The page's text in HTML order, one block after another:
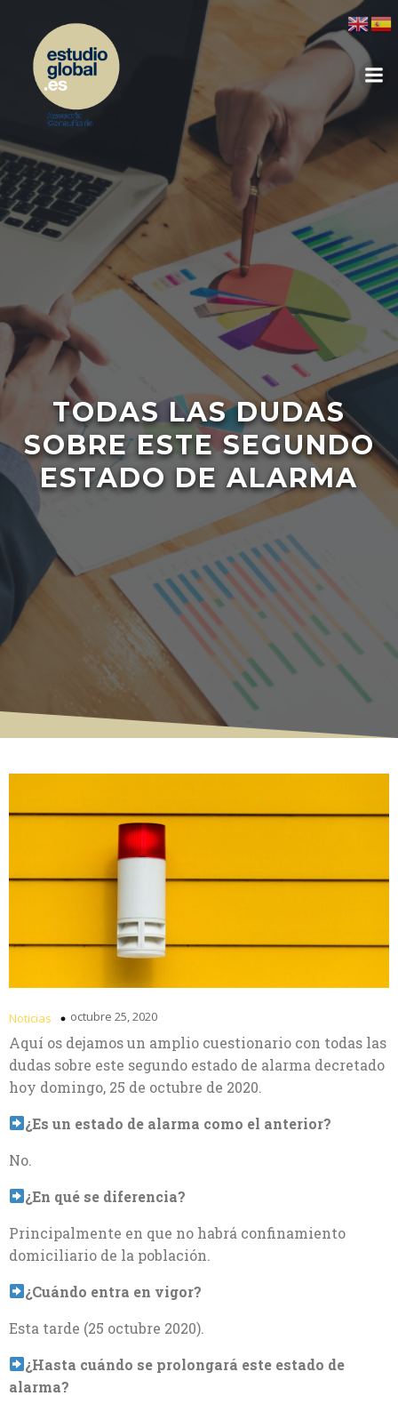
TODAS LAS DUDAS
SOBRE ESTE SEGUNDO
ESTADO DE ALARMA
Noticias octubre 25, 2020
Aquí os dejamos un amplio cuestionario con todas las
dudas sobre este segundo estado de alarma decretado
hoy domingo, 25 de octubre de 2020.
¿Es un estado de alarma como el anterior?
No.
¿En qué se diferencia?
Principalmente en que no habrá confinamiento
domiciliario de la población.
¿Cuándo entra en vigor?
Esta tarde (25 octubre 2020).
¿Hasta cuándo se prolongará este estado de
alarma?